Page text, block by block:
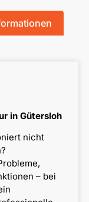
in Gütersloh
nicht
– bei